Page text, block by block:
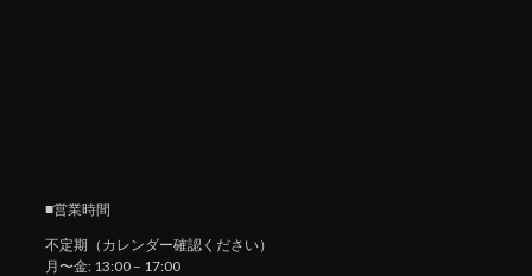
■営業時間
不定期（カレンダー確認ください）
月〜金: 13:00 – 17:00